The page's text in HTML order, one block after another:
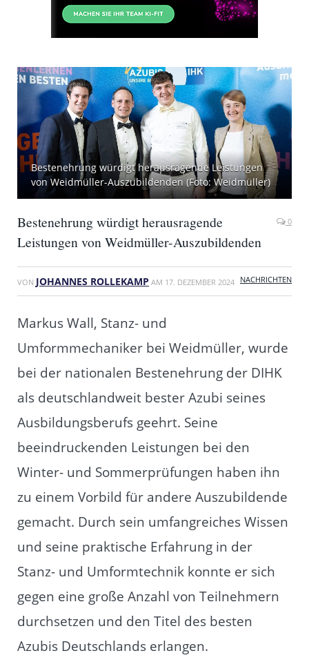
Bestenehrung würdigt herausragende Leistungen
von Weidmüller-Auszubildenden (Foto: Weidmüller)
Bestenehrung würdigt herausragende
Leistungen von Weidmüller-Auszubildenden
0
VON JOHANNES ROLLEKAMP AM 17. DEZEMBER 2024 NACHRICHTEN
Markus Wall, Stanz- und
Umformmechaniker bei Weidmüller, wurde
bei der nationalen Bestenehrung der DIHK
als deutschlandweit bester Azubi seines
Ausbildungsberufs geehrt. Seine
beeindruckenden Leistungen bei den
Winter- und Sommerprüfungen haben ihn
zu einem Vorbild für andere Auszubildende
gemacht. Durch sein umfangreiches Wissen
und seine praktische Erfahrung in der
Stanz- und Umformtechnik konnte er sich
gegen eine große Anzahl von Teilnehmern
durchsetzen und den Titel des besten
Azubis Deutschlands erlangen.